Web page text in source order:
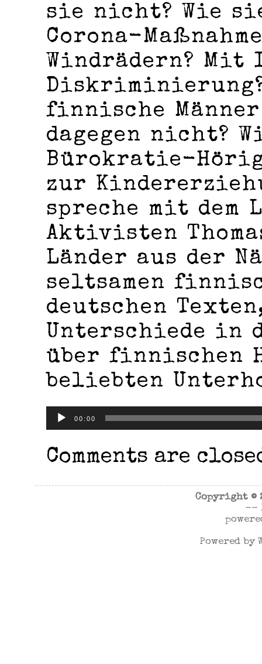
sie nicht? Wie
Corona-
Windrädern?
Diskriminierung?
finnische
dagegen nicht?
Bürokratie-
zur
spreche mit
Aktivisten
Länder aus der
seltsamen
deutschen
Unterschiede
über finnischen
beliebten
Audio-
Player
00:00
Comments are
Copyright ©
--
Powered by